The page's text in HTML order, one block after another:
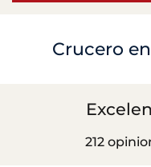
Crucero
212